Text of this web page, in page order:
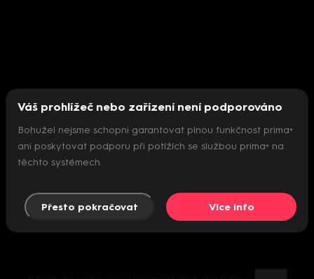
Nepodařilo se inicializovat přehrávač
Váš prohlížeč nebo zařízení není podporováno
Bohužel nejsme schopni garantovat plnou funkčnost prima+
ani poskytovat podporu při potížích se službou prima+ na
těchto systémech.
Přesto pokračovat Více info